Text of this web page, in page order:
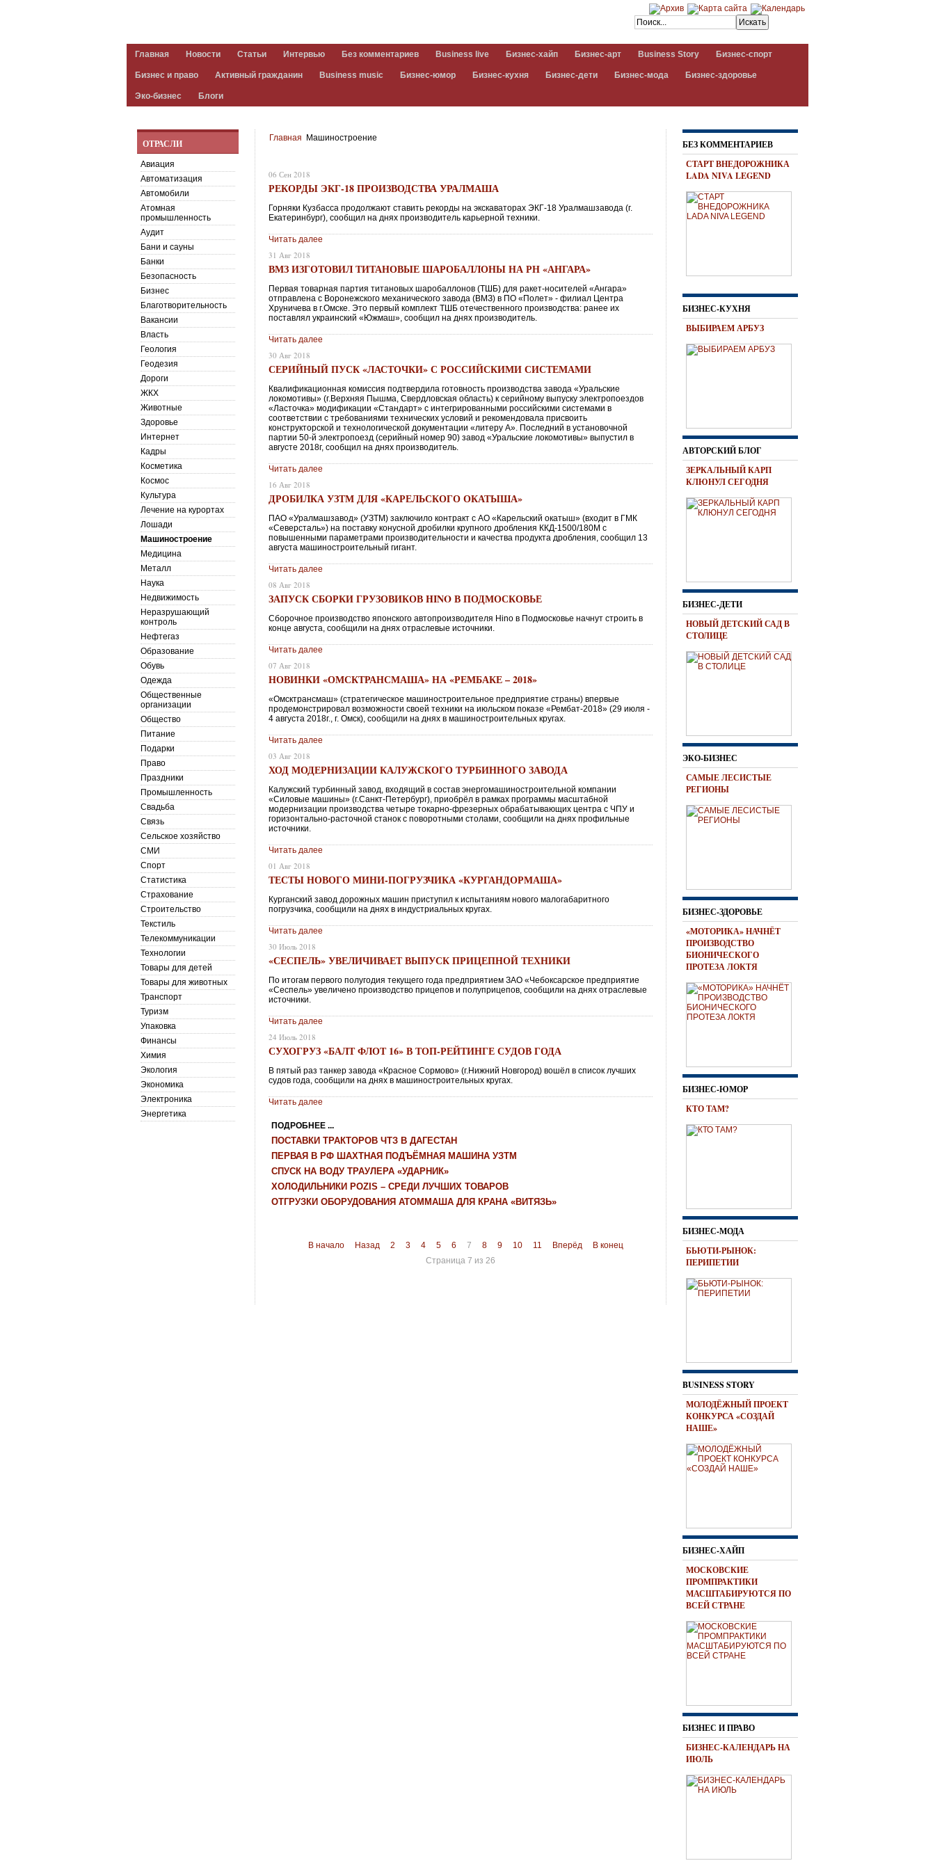
Главная Новости Статьи Интервью Без комментариев Business live Бизнес-хайп Бизнес-арт Business Story Бизнес-спорт
Бизнес и право Активный гражданин Business music Бизнес-юмор Бизнес-кухня Бизнес-дети Бизнес-мода Бизнес-здоровье
Эко-бизнес Блоги
Главная Машиностроение
06 Сен 2018
РЕКОРДЫ ЭКГ-18 ПРОИЗВОДСТВА УРАЛМАША
Горняки Кузбасса продолжают ставить рекорды на экскаваторах ЭКГ-18 Уралмашзавода (г.
Екатеринбург), сообщил на днях производитель карьерной техники.
Читать далее
31 Авг 2018
ВМЗ ИЗГОТОВИЛ ТИТАНОВЫЕ ШАРОБАЛЛОНЫ НА РН «АНГАРА»
Первая товарная партия титановых шаробаллонов (ТШБ) для ракет-носителей «Ангара»
отправлена с Воронежского механического завода (ВМЗ) в ПО «Полет» - филиал Центра
Хруничева в г.Омске. Это первый комплект ТШБ отечественного производства: ранее их
поставлял украинский «Южмаш», сообщил на днях производитель.
Читать далее
30 Авг 2018
СЕРИЙНЫЙ ПУСК «ЛАСТОЧКИ» С РОССИЙСКИМИ СИСТЕМАМИ
Квалификационная комиссия подтвердила готовность производства завода «Уральские
локомотивы» (г.Верхняя Пышма, Свердловская область) к серийному выпуску электропоездов
«Ласточка» модификации «Стандарт» с интегрированными российскими системами в
соответствии с требованиями технических условий и рекомендовала присвоить
конструкторской и технологической документации «литеру А». Последний в установочной
партии 50-й электропоезд (серийный номер 90) завод «Уральские локомотивы» выпустил в
августе 2018г, сообщил на днях производитель.
Читать далее
16 Авг 2018
ДРОБИЛКА УЗТМ ДЛЯ «КАРЕЛЬСКОГО ОКАТЫША»
ПАО «Уралмашзавод» (УЗТМ) заключило контракт с АО «Карельский окатыш» (входит в ГМК
«Северсталь») на поставку конусной дробилки крупного дробления ККД-1500/180М с
повышенными параметрами производительности и качества продукта дробления, сообщил 13
августа машиностроительный гигант.
Читать далее
08 Авг 2018
ЗАПУСК СБОРКИ ГРУЗОВИКОВ HINO В ПОДМОСКОВЬЕ
Сборочное производство японского автопроизводителя Hino в Подмосковье начнут строить в
конце августа, сообщили на днях отраслевые источники.
Читать далее
07 Авг 2018
НОВИНКИ «ОМСКТРАНСМАША» НА «РЕМБАКЕ – 2018»
«Омсктрансмаш» (стратегическое машиностроительное предприятие страны) впервые
продемонстрировал возможности своей техники на июльском показе «Рембат-2018» (29 июля -
4 августа 2018г., г. Омск), сообщили на днях в машиностроительных кругах.
Читать далее
03 Авг 2018
ХОД МОДЕРНИЗАЦИИ КАЛУЖСКОГО ТУРБИННОГО ЗАВОДА
Калужский турбинный завод, входящий в состав энергомашиностроительной компании
«Силовые машины» (г.Санкт-Петербург), приобрёл в рамках программы масштабной
модернизации производства четыре токарно-фрезерных обрабатывающих центра с ЧПУ и
горизонтально-расточной станок с поворотными столами, сообщили на днях профильные
источники.
Читать далее
01 Авг 2018
ТЕСТЫ НОВОГО МИНИ-ПОГРУЗЧИКА «КУРГАНДОРМАША»
Курганский завод дорожных машин приступил к испытаниям нового малогабаритного
погрузчика, сообщили на днях в индустриальных кругах.
Читать далее
30 Июль 2018
«СЕСПЕЛЬ» УВЕЛИЧИВАЕТ ВЫПУСК ПРИЦЕПНОЙ ТЕХНИКИ
По итогам первого полугодия текущего года предприятием ЗАО «Чебоксарское предприятие
«Сеспель» увеличено производство прицепов и полуприцепов, сообщили на днях отраслевые
источники.
Читать далее
24 Июль 2018
СУХОГРУЗ «БАЛТ ФЛОТ 16» В ТОП-РЕЙТИНГЕ СУДОВ ГОДА
В пятый раз танкер завода «Красное Сормово» (г.Нижний Новгород) вошёл в список лучших
судов года, сообщили на днях в машиностроительных кругах.
Читать далее
ПОДРОБНЕЕ ...
ПОСТАВКИ ТРАКТОРОВ ЧТЗ В ДАГЕСТАН
ПЕРВАЯ В РФ ШАХТНАЯ ПОДЪЁМНАЯ МАШИНА УЗТМ
СПУСК НА ВОДУ ТРАУЛЕРА «УДАРНИК»
ХОЛОДИЛЬНИКИ POZIS – СРЕДИ ЛУЧШИХ ТОВАРОВ
ОТГРУЗКИ ОБОРУДОВАНИЯ АТОММАША ДЛЯ КРАНА «ВИТЯЗЬ»
В начало Назад 2 3 4 5 6 7 8 9 10 11 Вперёд
В конец
Страница 7 из 26
ОТРАСЛИ
Авиация
Автоматизация
Автомобили
Атомная
промышленность
Аудит
Бани и сауны
Банки
Безопасность
Бизнес
Благотворительность
Вакансии
Власть
Геология
Геодезия
Дороги
ЖКХ
Животные
Здоровье
Интернет
Кадры
Косметика
Космос
Культура
Лечение на курортах
Лошади
Машиностроение
Медицина
Металл
Наука
Недвижимость
Неразрушающий
контроль
Нефтегаз
Образование
Обувь
Одежда
Общественные
организации
Общество
Питание
Подарки
Право
Праздники
Промышленность
Свадьба
Связь
Сельское хозяйство
СМИ
Спорт
Статистика
Страхование
Строительство
Текстиль
Телекоммуникации
Технологии
Товары для детей
Товары для животных
Транспорт
Туризм
Упаковка
Финансы
Химия
Экология
Экономика
Электроника
Энергетика
БЕЗ КОММЕНТАРИЕВ
СТАРТ ВНЕДОРОЖНИКА
LADA NIVA LEGEND
БИЗНЕС-КУХНЯ
ВЫБИРАЕМ АРБУЗ
АВТОРСКИЙ БЛОГ
ЗЕРКАЛЬНЫЙ КАРП
КЛЮНУЛ СЕГОДНЯ
БИЗНЕС-ДЕТИ
НОВЫЙ ДЕТСКИЙ САД В
СТОЛИЦЕ
ЭКО-БИЗНЕС
САМЫЕ ЛЕСИСТЫЕ
РЕГИОНЫ
БИЗНЕС-ЗДОРОВЬЕ
«МОТОРИКА» НАЧНЁТ
ПРОИЗВОДСТВО
БИОНИЧЕСКОГО
ПРОТЕЗА ЛОКТЯ
БИЗНЕС-ЮМОР
КТО ТАМ?
БИЗНЕС-МОДА
БЬЮТИ-РЫНОК:
ПЕРИПЕТИИ
BUSINESS STORY
МОЛОДЁЖНЫЙ ПРОЕКТ
КОНКУРСА «СОЗДАЙ
НАШЕ»
БИЗНЕС-ХАЙП
МОСКОВСКИЕ
ПРОМПРАКТИКИ
МАСШТАБИРУЮТСЯ ПО
ВСЕЙ СТРАНЕ
БИЗНЕС И ПРАВО
БИЗНЕС-КАЛЕНДАРЬ НА
ИЮЛЬ